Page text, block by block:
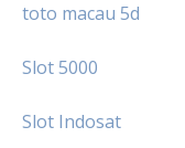
toto macau 5d
Slot 5000
Slot Indosat